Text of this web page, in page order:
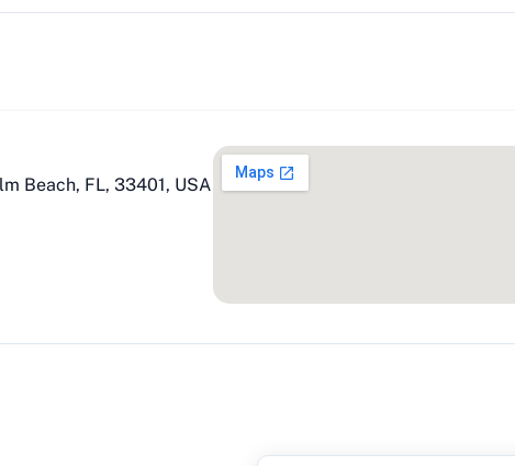
Beach, FL, 33401, USA